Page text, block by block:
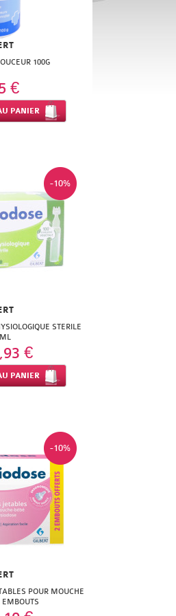
100G
€
PANIER
-10%
STERILE
€
PANIER
-10%
POUR MOUCHE
EMBOUTS